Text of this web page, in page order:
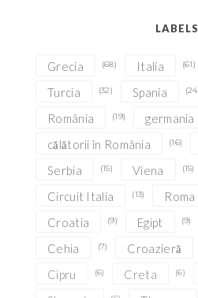
LABELS
Grecia (68) Italia (61)
Turcia (32) Spania
România (19) germania
călătorii în România (16)
Serbia (15) Viena (15)
Circuit Italia (13) Roma
Croatia (9) Egipt (9)
Cehia (7) Croazieră
Cipru (6) Creta (6)